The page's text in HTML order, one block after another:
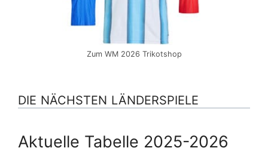
Zum WM 2026 Trikotshop
DIE NÄCHSTEN LÄNDERSPIELE
Aktuelle Tabelle 2025-2026